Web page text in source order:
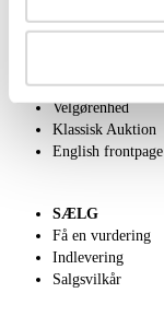
Kontakt os
Velgørenhed
Klassisk Auktion
English frontpage
SÆLG
Få en vurdering
Indlevering
Salgsvilkår